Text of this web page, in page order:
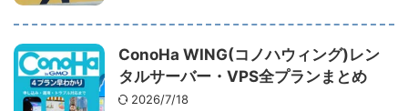
ConoHa WING(コノハウィング)レン
タルサーバー・VPS全プランまとめ
2026/7/18